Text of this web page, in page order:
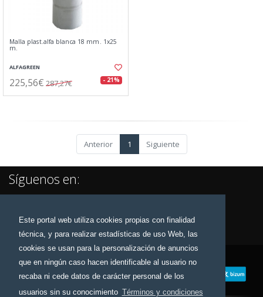
Este portal web utiliza cookies propias con finalidad
técnica, y para realizar estadísticas de uso Web, las
cookies se usan para la personalización de anuncios
que en ningún caso hacen identificable al usuario no
recaba ni cede datos de carácter personal de los
usuarios sin su conocimiento Términos y condiciones
Malla plast.alfa blanca 18 mm. 1x25
m.
ALFAGREEN
225,56€ 287,27€ - 21%
Anterior 1 Siguiente
Síguenos en: